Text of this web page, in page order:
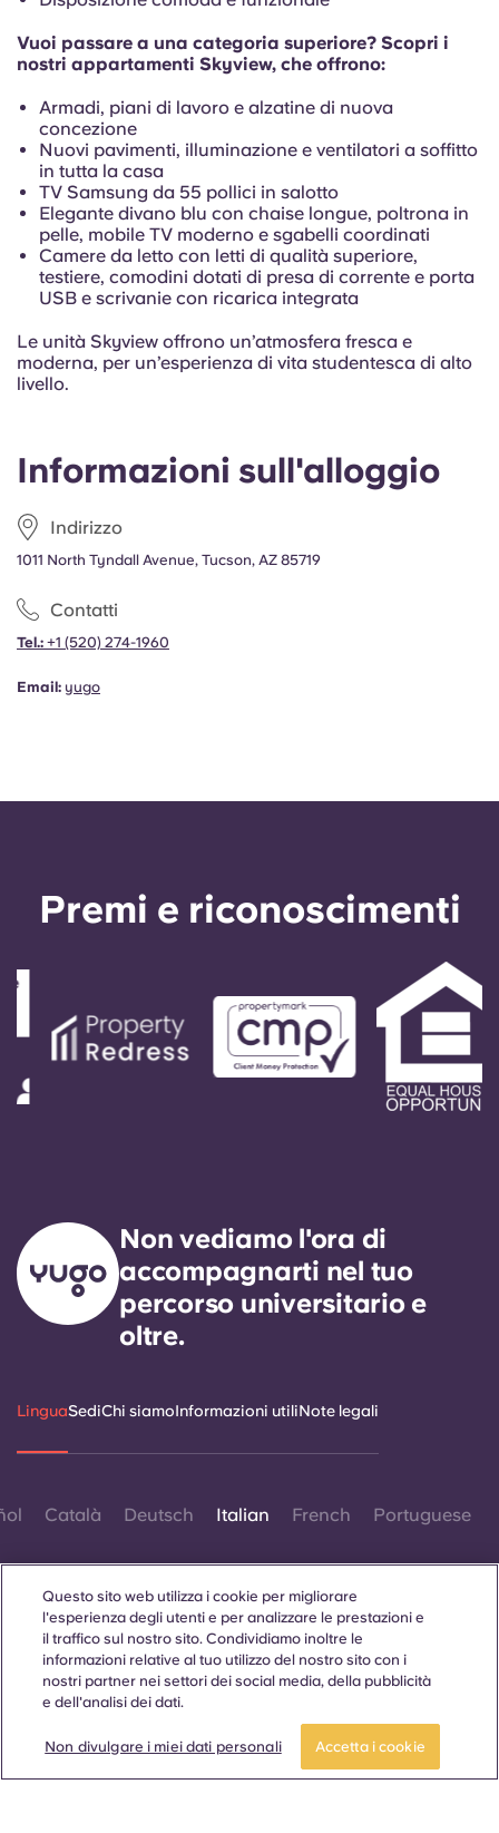
Informazioni sull'alloggio
Indirizzo
1011 North Tyndall Avenue, Tucson, AZ 85719
Contatti
Tel.: +1 (520) 274-1960
Email: yugo
Vuoi passare a una categoria superiore? Scopri i
nostri appartamenti Skyview, che offrono:
Armadi, piani di lavoro e alzatine di nuova
concezione
Nuovi pavimenti, illuminazione e ventilatori a soffitto
in tutta la casa
TV Samsung da 55 pollici in salotto
Elegante divano blu con chaise longue, poltrona in
pelle, mobile TV moderno e sgabelli coordinati
Camere da letto con letti di qualità superiore,
testiere, comodini dotati di presa di corrente e porta
USB e scrivanie con ricarica integrata
Le unità Skyview offrono un’atmosfera fresca e
moderna, per un’esperienza di vita studentesca di alto
livello.
Prenota ora
Premi e riconoscimenti
Non vediamo l'ora di
accompagnarti nel tuo
percorso universitario e
oltre.
LinguaSediChi siamoInformazioni utiliNote legali
Català Deutsch Italian French Portuguese
Contattaci
Laddove in questo sito web compaiano termini che indicano
Questo sito web utilizza i cookie per migliorare
l'esperienza degli utenti e per analizzare le prestazioni e
il traffico sul nostro sito. Condividiamo inoltre le
informazioni relative al tuo utilizzo del nostro sito con i
nostri partner nei settori dei social media, della pubblicità
e dell'analisi dei dati.
Non divulgare i miei dati personali Accetta i cookie